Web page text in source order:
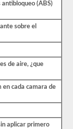
(ABS)
sobre el
de aire, ¿que
en cada camara de
aplicar primero